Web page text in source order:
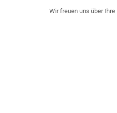
Wir freuen uns über